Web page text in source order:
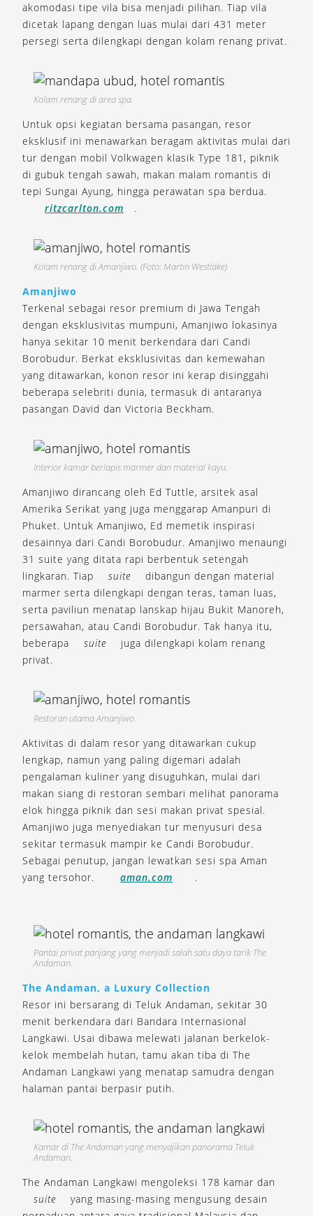
akomodasi tipe vila bisa menjadi pilihan. Tiap vila
dicetak lapang dengan luas mulai dari 431 meter
persegi serta dilengkapi dengan kolam renang privat.
Kolam renang di area spa.
Untuk opsi kegiatan bersama pasangan, resor
eksklusif ini menawarkan beragam aktivitas mulai dari
tur dengan mobil Volkwagen klasik Type 181, piknik
di gubuk tengah sawah, makan malam romantis di
tepi Sungai Ayung, hingga perawatan spa berdua.
ritzcarlton.com
.
Kolam renang di Amanjiwo. (Foto: Martin Westlake)
Amanjiwo
Terkenal sebagai resor premium di Jawa Tengah
dengan eksklusivitas mumpuni, Amanjiwo lokasinya
hanya sekitar 10 menit berkendara dari Candi
Borobudur. Berkat eksklusivitas dan kemewahan
yang ditawarkan, konon resor ini kerap disinggahi
beberapa selebriti dunia, termasuk di antaranya
pasangan David dan Victoria Beckham.
Interior kamar berlapis marmer dan material kayu.
Amanjiwo dirancang oleh Ed Tuttle, arsitek asal
Amerika Serikat yang juga menggarap Amanpuri di
Phuket. Untuk Amanjiwo, Ed memetik inspirasi
desainnya dari Candi Borobudur. Amanjiwo menaungi
31 suite yang ditata rapi berbentuk setengah
lingkaran. Tiap
suite
dibangun dengan material
marmer serta dilengkapi dengan teras, taman luas,
serta paviliun menatap lanskap hijau Bukit Manoreh,
persawahan, atau Candi Borobudur. Tak hanya itu,
beberapa
suite
juga dilengkapi kolam renang
privat.
Restoran utama Amanjiwo.
Aktivitas di dalam resor yang ditawarkan cukup
lengkap, namun yang paling digemari adalah
pengalaman kuliner yang disuguhkan, mulai dari
makan siang di restoran sembari melihat panorama
elok hingga piknik dan sesi makan privat spesial.
Amanjiwo juga menyediakan tur menyusuri desa
sekitar termasuk mampir ke Candi Borobudur.
Sebagai penutup, jangan lewatkan sesi spa Aman
yang tersohor.
aman.com .
Pantai privat panjang yang menjadi salah satu daya tarik The
Andaman.
The Andaman, a Luxury Collection
Resor ini bersarang di Teluk Andaman, sekitar 30
menit berkendara dari Bandara Internasional
Langkawi. Usai dibawa melewati jalanan berkelok-
kelok membelah hutan, tamu akan tiba di The
Andaman Langkawi yang menatap samudra dengan
halaman pantai berpasir putih.
Kamar di The Andaman yang menyajikan panorama Teluk
Andaman.
The Andaman Langkawi mengoleksi 178 kamar dan
suite
yang masing-masing mengusung desain